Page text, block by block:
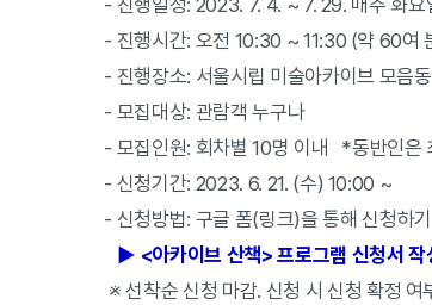
- 진행일정: 2023. 7. 4. ~ 7. 29. 매주 화요
- 진행시간: 오전 10:30 ~ 11:30 (약 60여
- 진행장소: 서울시립 미술아카이브 모음
- 모집대상: 관람객 누구나
- 모집인원: 회차별 10명 이내 *동반인은
- 신청기간: 2023. 6. 21. (수) 10:00 ~
- 신청방법: 구글 폼(링크)을 통해 신청하기
▶ <아카이브 산책> 프로그램 신청서
※ 선착순 신청 마감. 신청 시 신청 확정